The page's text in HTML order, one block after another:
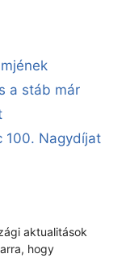
a stáb már
100. Nagydíjat
aktualitások
hogy